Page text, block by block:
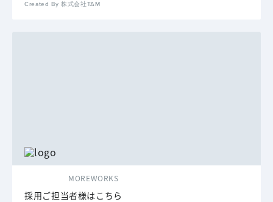
Created By 株式会社TAM
MOREWORKS
採用ご担当者様はこちら